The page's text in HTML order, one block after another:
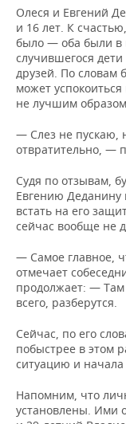
Олеся и Евгений
и 16 лет. К
было — оба были в
случившегося
друзей. По словам
может
не лучшим
— Слез не пускаю,
отвратительно, —
Судя по отзывам,
Евгению Деданину
встать на его
сейчас вообще не
— Самое главное,
отмечает
продолжает: — Там
всего, разберутся.
Сейчас, по его
побыстрее в этом
ситуацию и
Напомним, что
установлены. Ими